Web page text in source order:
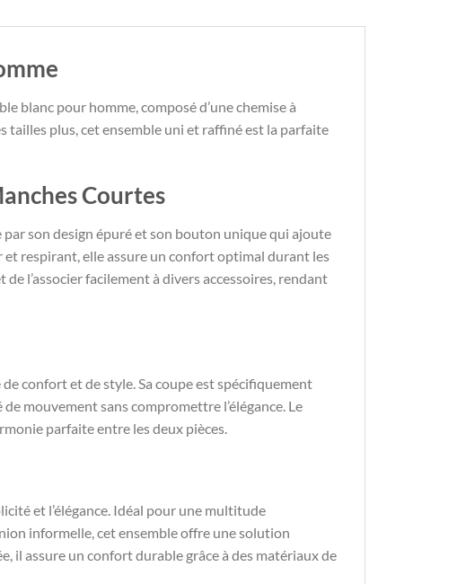
blanc pour homme, composé d’une chemise à
tailles plus, cet ensemble uni et raffiné est la parfaite
Courtes
par son design épuré et son bouton unique qui ajoute
respirant, elle assure un confort optimal durant les
l’associer facilement à divers accessoires, rendant
confort et de style. Sa coupe est spécifiquement
mouvement sans compromettre l’élégance. Le
parfaite entre les deux pièces.
et l’élégance. Idéal pour une multitude
informelle, cet ensemble offre une solution
il assure un confort durable grâce à des matériaux de